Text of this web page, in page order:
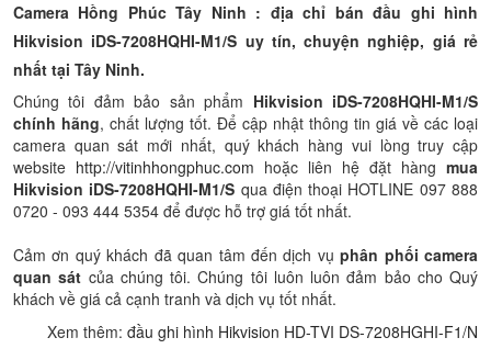
Camera Hồng Phúc Tây Ninh : địa chỉ bán đầu ghi hình
Hikvision iDS-7208HQHI-M1/S uy tín, chuyện nghiệp, giá rẻ
nhất tại Tây Ninh.
Chúng tôi đảm bảo sản phẩm Hikvision iDS-7208HQHI-M1/S
chính hãng, chất lượng tốt. Để cập nhật thông tin giá về các loại
camera quan sát mới nhất, quý khách hàng vui lòng truy cập
website http://vitinhhongphuc.com hoặc liên hệ đặt hàng mua
Hikvision iDS-7208HQHI-M1/S qua điện thoại HOTLINE 097 888
0720 - 093 444 5354 để được hỗ trợ giá tốt nhất.
Cảm ơn quý khách đã quan tâm đến dịch vụphân phối camera
quan sát của chúng tôi. Chúng tôi luôn luôn đảm bảo cho Quý
khách về giá cả cạnh tranh và dịch vụ tốt nhất.
Xem thêm: đầu ghi hình Hikvision HD-TVI DS-7208HGHI-F1/N